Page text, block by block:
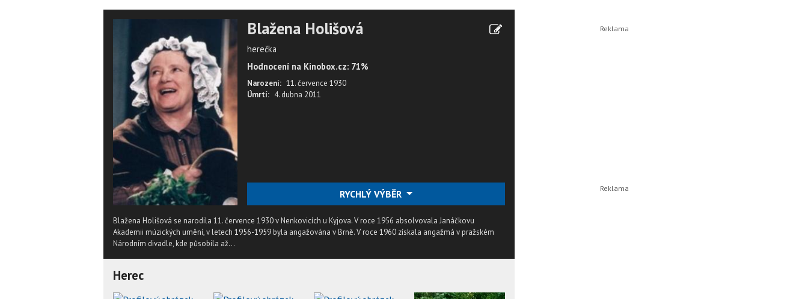
Blažena Holišová
herečka
Hodnocení na Kinobox.cz: 71%
Narození: 11. července 1930
Úmrtí: 4. dubna 2011
RYCHLÝ VÝBĚR
Blažena Holišová se narodila 11. července 1930 v Nenkovicích u Kyjova. V roce 1956 absolvovala Janáčkovu
Akademii múzických umění, v letech 1956-1959 byla angažována v Brně. V roce 1960 získala angažmá v pražském
Národním divadle, kde působila až...
Herec